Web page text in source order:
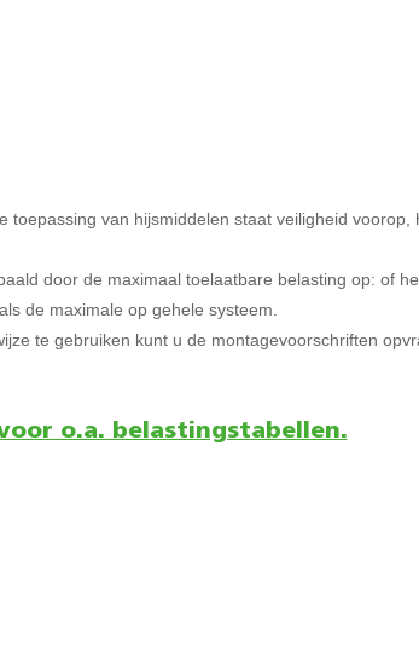
van hijsmiddelen staat veiligheid voorop,
door de maximaal toelaatbare belasting op: of
de maximale op gehele systeem.
te gebruiken kunt u de montagevoorschriften
o.a. belastingstabellen.